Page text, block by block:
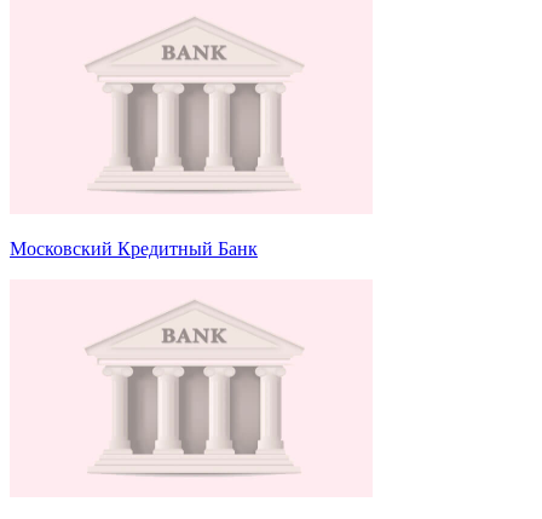
Московский Кредитный Банк